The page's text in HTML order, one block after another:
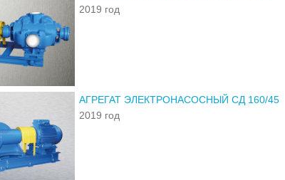
2019 год
АГРЕГАТ ЭЛЕКТРОНАСОСНЫЙ СД 160/45
2019 год